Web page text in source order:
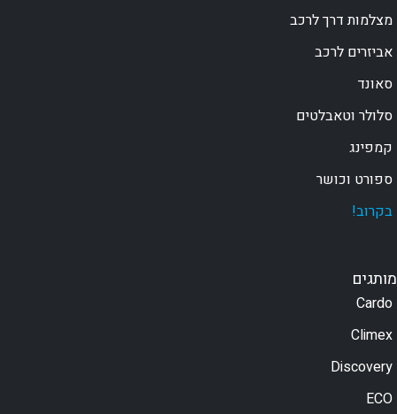
מצלמות דרך לרכב
אביזרים לרכב
סאונד
סלולר וטאבלטים
קמפינג
ספורט וכושר
בקרוב!
מותגים
Cardo
Climex
Discovery
ECO